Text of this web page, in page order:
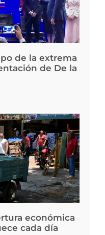
de la extrema
de De la
económica
cada día